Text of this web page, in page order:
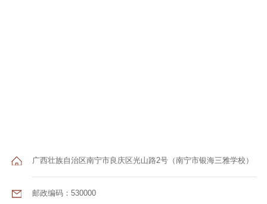
广西壮族自治区南宁市良庆区光山路2号（南宁市银海三雅学校）
邮政编码：530000